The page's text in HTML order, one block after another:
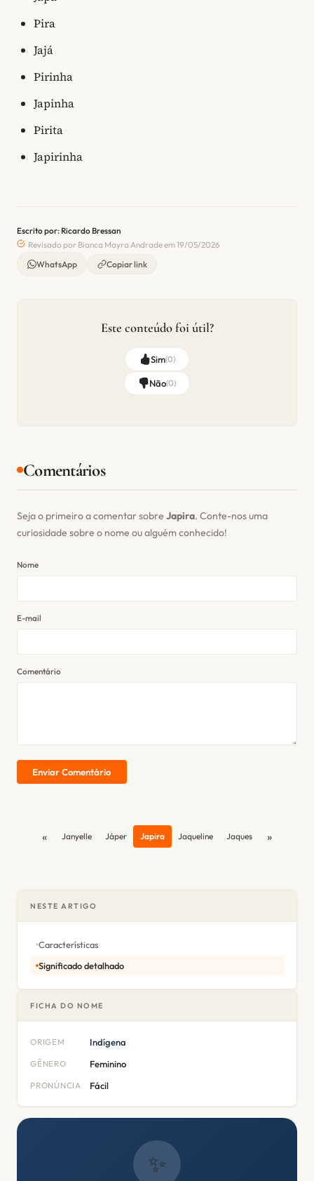
Pira
Jajá
Pirinha
Japinha
Pirita
Japirinha
Escrito por: Ricardo Bressan
Revisado por Bianca Mayra Andrade em 19/05/2026
WhatsApp
Copiar link
Este conteúdo foi útil?
Sim(0)
Não(0)
Comentários
Seja o primeiro a comentar sobre Japira. Conte-nos uma
curiosidade sobre o nome ou alguém conhecido!
Nome
E-mail
Comentário
Enviar Comentário
« Janyelle Jáper Japira Jaqueline Jaques »
NESTE ARTIGO
Características
Significado detalhado
FICHA DO NOME
ORIGEM Indígena
GÊNERO Feminino
PRONÚNCIA Fácil
✨